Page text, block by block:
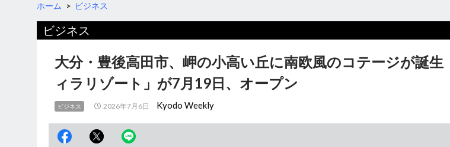
ホーム > ビジネス
ビジネス
大分・豊後高田市、岬の小高い丘に南欧風のコテージが誕
ィラリゾート」が7月19日、オープン
ビジネス 2026年7月6日 Kyodo Weekly